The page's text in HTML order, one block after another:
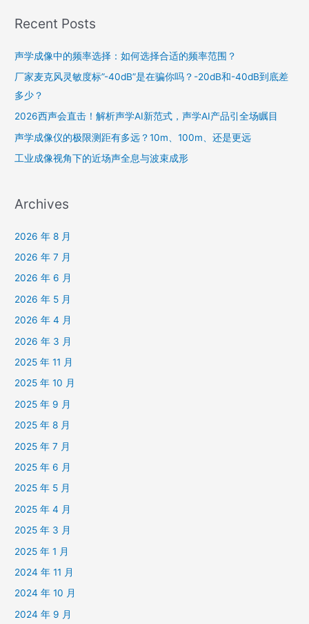
Recent Posts
声学成像中的频率选择：如何选择合适的频率范围？
厂家麦克风灵敏度标”-40dB”是在骗你吗？-20dB和-40dB到底差
多少？
2026西声会直击！解析声学AI新范式，声学AI产品引全场瞩目
声学成像仪的极限测距有多远？10m、100m、还是更远
工业成像视角下的近场声全息与波束成形
Archives
2026 年 8 月
2026 年 7 月
2026 年 6 月
2026 年 5 月
2026 年 4 月
2026 年 3 月
2025 年 11 月
2025 年 10 月
2025 年 9 月
2025 年 8 月
2025 年 7 月
2025 年 6 月
2025 年 5 月
2025 年 4 月
2025 年 3 月
2025 年 1 月
2024 年 11 月
2024 年 10 月
2024 年 9 月